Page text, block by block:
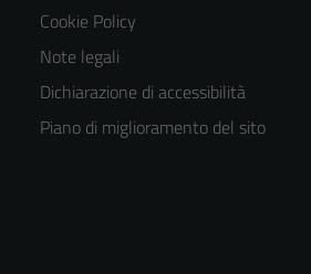
Cookie Policy
Note legali
Dichiarazione di accessibilità
Piano di miglioramento del sito